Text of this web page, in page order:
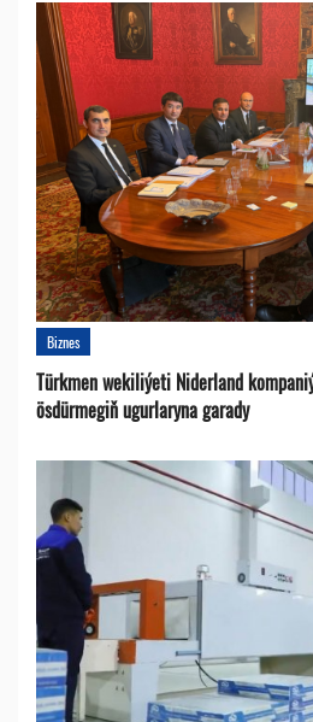
Biznes
Türkmen wekiliýeti Niderland
ösdürmegiň ugurlaryna garady